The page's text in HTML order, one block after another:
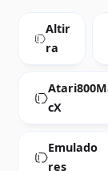
Altir
ra
cX
Emulado
res